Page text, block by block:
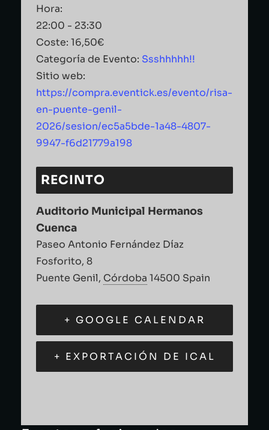
Hora:
22:00 - 23:30
Coste: 16,50€
Categoría de Evento: Ssshhhhh!!
Sitio web:
https://compra.eventick.es/evento/risa-
en-puente-genil-
2026/sesion/ec5a5bde-1a48-4807-
9947-f6d21779a198
RECINTO
Auditorio Municipal Hermanos
Cuenca
Paseo Antonio Fernández Díaz
Fosforito, 8
Puente Genil, Córdoba 14500 Spain
+ GOOGLE CALENDAR
+ EXPORTACIÓN DE ICAL